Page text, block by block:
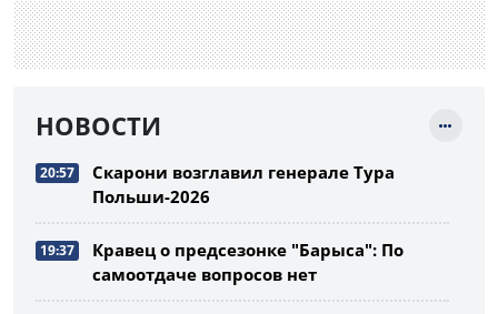
НОВОСТИ
20:57
Скарони возглавил генерале Тура
Польши-2026
19:37
Кравец о предсезонке "Барыса": По
самоотдаче вопросов нет